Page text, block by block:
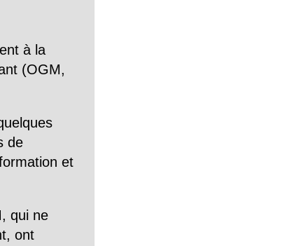
à la
(OGM,
de
et
qui ne
ont